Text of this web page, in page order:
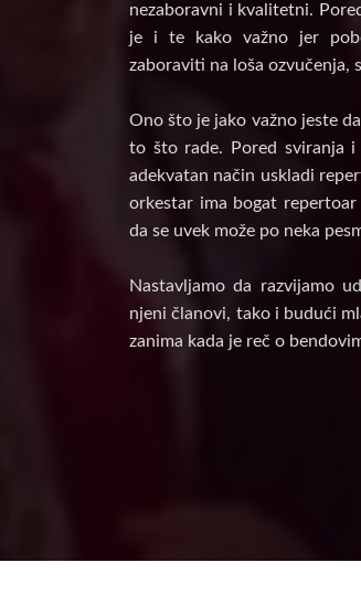
nezaboravni i kvalitetni.
je i te kako važno jer
zaboraviti na loša ozvučenja,
Ono što je jako važno jeste
to što rade. Pored sviranja
adekvatan način uskladi
orkestar ima bogat
da se uvek može po neka
Nastavljamo da razvijamo
njeni članovi, tako i budući
zanima kada je reč o